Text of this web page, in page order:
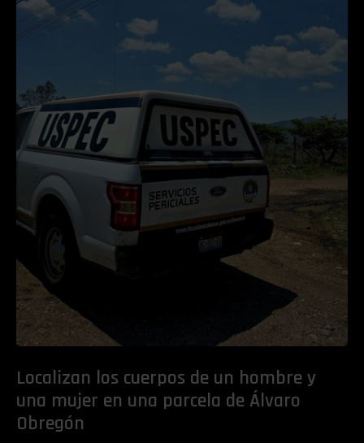
Localizan los cuerpos de un hombre y
una mujer en una parcela de Álvaro
Obregón